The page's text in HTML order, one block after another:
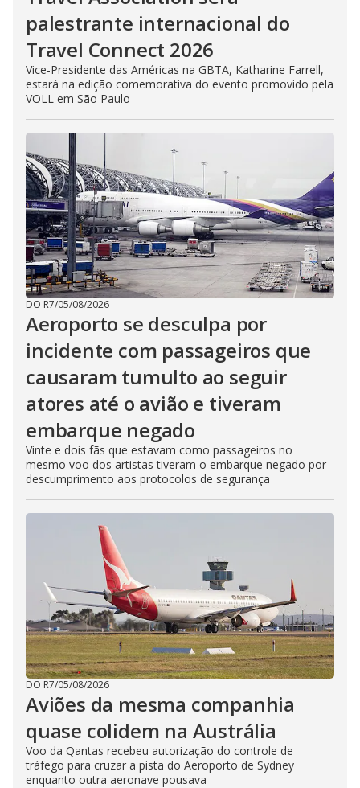
palestrante internacional do
Travel Connect 2026
Vice-Presidente das Américas na GBTA, Katharine Farrell,
estará na edição comemorativa do evento promovido pela
VOLL em São Paulo
DO R7/05/08/2026
Aeroporto se desculpa por
incidente com passageiros que
causaram tumulto ao seguir
atores até o avião e tiveram
embarque negado
Vinte e dois fãs que estavam como passageiros no
mesmo voo dos artistas tiveram o embarque negado por
descumprimento aos protocolos de segurança
DO R7/05/08/2026
Aviões da mesma companhia
quase colidem na Austrália
Voo da Qantas recebeu autorização do controle de
tráfego para cruzar a pista do Aeroporto de Sydney
enquanto outra aeronave pousava